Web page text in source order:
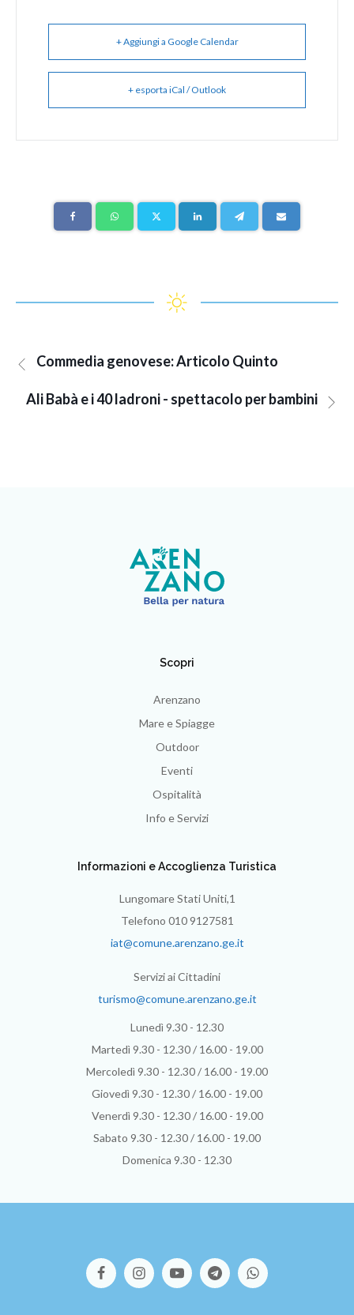
+ Aggiungi a Google Calendar
+ esporta iCal / Outlook
Commedia genovese: Articolo Quinto
Ali Babà e i 40 ladroni - spettacolo per bambini
Scopri
Arenzano
Mare e Spiagge
Outdoor
Eventi
Ospitalità
Info e Servizi
Informazioni e Accoglienza Turistica
Lungomare Stati Uniti,1
Telefono 010 9127581
iat@comune.arenzano.ge.it
Servizi ai Cittadini
turismo@comune.arenzano.ge.it
Lunedì 9.30 - 12.30
Martedì 9.30 - 12.30 / 16.00 - 19.00
Mercoledì 9.30 - 12.30 / 16.00 - 19.00
Giovedì 9.30 - 12.30 / 16.00 - 19.00
Venerdì 9.30 - 12.30 / 16.00 - 19.00
Sabato 9.30 - 12.30 / 16.00 - 19.00
Domenica 9.30 - 12.30